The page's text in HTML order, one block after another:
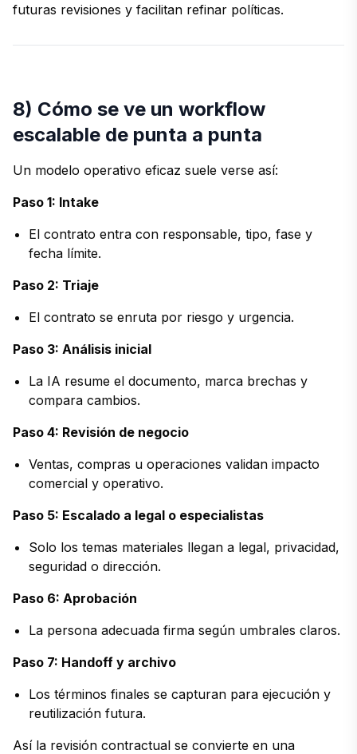
futuras revisiones y facilitan refinar políticas.
8) Cómo se ve un workflow
escalable de punta a punta
Un modelo operativo eficaz suele verse así:
Paso 1: Intake
El contrato entra con responsable, tipo, fase y
fecha límite.
Paso 2: Triaje
El contrato se enruta por riesgo y urgencia.
Paso 3: Análisis inicial
La IA resume el documento, marca brechas y
compara cambios.
Paso 4: Revisión de negocio
Ventas, compras u operaciones validan impacto
comercial y operativo.
Paso 5: Escalado a legal o especialistas
Solo los temas materiales llegan a legal, privacidad,
seguridad o dirección.
Paso 6: Aprobación
La persona adecuada firma según umbrales claros.
Paso 7: Handoff y archivo
Los términos finales se capturan para ejecución y
reutilización futura.
Así la revisión contractual se convierte en una